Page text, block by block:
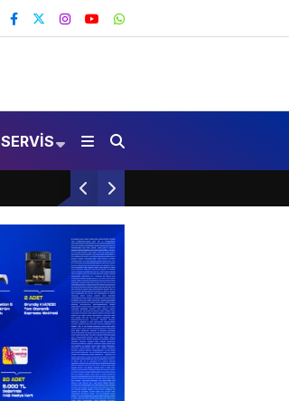
SERVIS
Isparta’da Petrol İstasyonunda Yangın